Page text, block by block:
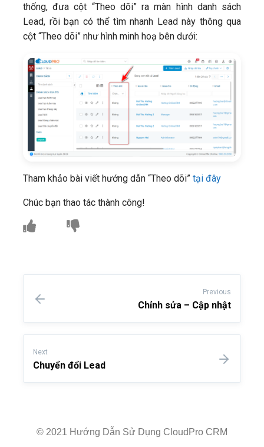
thống, đưa cột “Theo dõi” ra màn hình danh sách
Lead, rồi bạn có thể tìm nhanh Lead này thông qua
cột “Theo dõi” như hình minh hoạ bên dưới:
Tham khảo bài viết hướng dẫn “Theo dõi” tại đây
Chúc bạn thao tác thành công!
Previous
Chỉnh sửa – Cập nhật
Next
Chuyển đổi Lead
© 2021 Hướng Dẫn Sử Dụng CloudPro CRM